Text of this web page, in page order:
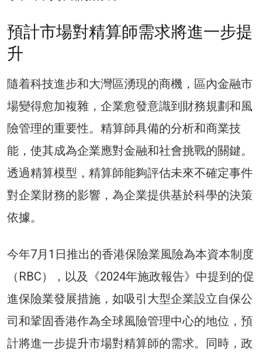
預計市場對精算師需求將進一步提
升
隨着科技進步和大灣區湧現的商機，區內金融市
場變得愈加複雜，企業愈發意識到財務規劃和風
險管理的重要性。精算師具備的分析和商業技
能，使其成為企業應對金融和社會挑戰的關鍵。
透過精算模型，精算師能夠評估未來不確定事件
對企業財務的影響，為企業提供基於科學的決策
依據。
今年7月1日推出的香港保險業風險為本資本制度
（RBC），以及《2024年施政報告》中提到的促
進保險業發展措施，如吸引大型企業設立自保公
司和鞏固香港作為全球風險管理中心的地位，預
計將進一步提升市場對精算師的需求。同時，政